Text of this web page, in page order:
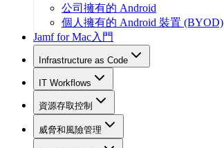
公司擁有的 Android
個人擁有的 Android 裝置 (BYOD)
Jamf for Mac入門
Infrastructure as Code
IT Workflows
資源存取控制
威脅和風險管理